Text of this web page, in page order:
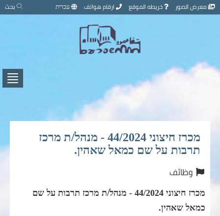
تخطي
إلى
معرض الصور خريطه الموقع ارقام هواتف עברית بحث
لفتح
מכרז חיצוני 44/2024 - מנהל/ת מרכז
תרבות על שם כמאל שאהין.
وظائف
מכרז חיצוני 44/2024 - מנהל/ת מרכז תרבות על שם
כמאל שאהין.